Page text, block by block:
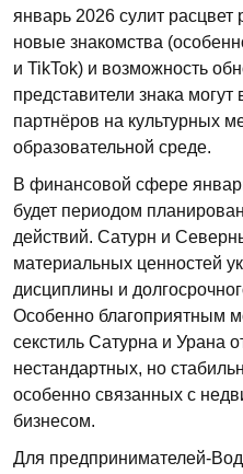
январь 2026 сулит
новые знакомства
и TikTok) и возможность
представители знака
партнёров на культурных
образовательной среде.
В финансовой сфере
будет периодом
действий. Сатурн и
материальных ценностей
дисциплины и
Особенно благоприятным
секстиль Сатурна и Урана
нестандартных, но
особенно связанных с
бизнесом.
Для предпринимателей-